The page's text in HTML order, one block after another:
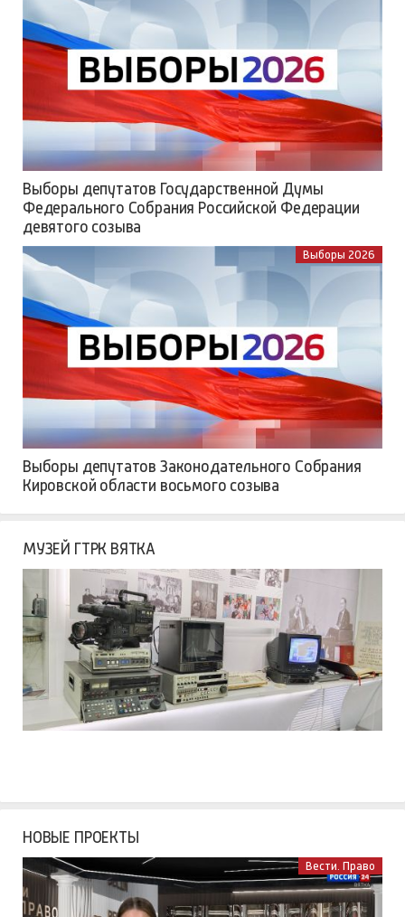
Выборы депутатов Государственной Думы
Федерального Собрания Российской Федерации
девятого созыва
Выборы 2026
Выборы депутатов Законодательного Собрания
Кировской области восьмого созыва
МУЗЕЙ ГТРК ВЯТКА
НОВЫЕ ПРОЕКТЫ
Вести. Право